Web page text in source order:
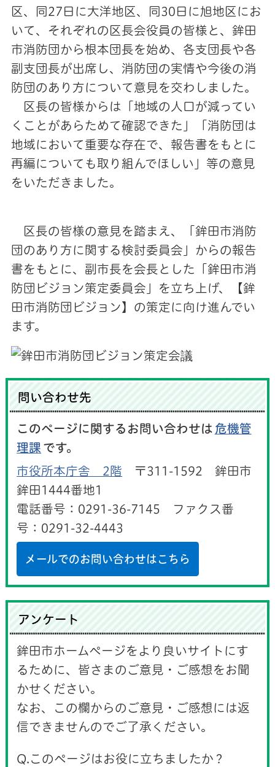
区、同27日に大洋地区、
同30日に旭地区にお
いて、それぞれの区長会役員の皆様と、 鉾田
市消防団から根本団長を始め、 各支団長や各
副支団長が出席し、 消防団の実情や今後の消
防団のあり方について意見を交わしました。
区長の皆様からは「 地域の人口が減ってい
くことがあらためて確認できた」「 消防団は
地域において重要な存在で、 報告書をもとに
再編についても取り組んでほしい」 等の意見
をいただきました。
区長の皆様の意見を踏まえ、「 鉾田市消防
団のあり方に関する検討委員会」 からの報告
書をもとに、副市長を会長とした「鉾田市消
防団ビジョン策定委員会」を立ち上げ、【鉾
田市消防団ビジョン】の策定に向け進んでい
ます。
問い合わせ先
このページに関するお問い合わせは 危機管
理課 です。
市役所本庁舎 2階 〒311-1592 鉾田市
鉾田1444番地1
電話番号：0291-36-7145 ファクス番
号：0291-32-4443
メールでのお問い合わせはこちら
アンケート
鉾田市ホームページをより良いサイトにす
るために、皆さまのご意見・ご感想をお聞
かせください。
なお、この欄からのご意見・ご感想には返
信できませんのでご了承ください。
Q.このページはお役に立ちましたか？